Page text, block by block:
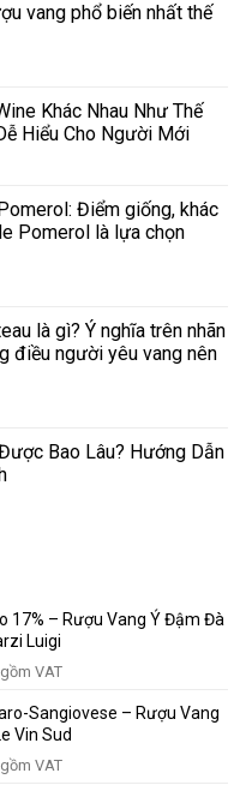
vang phổ biến nhất thế
Khác Nhau Như Thế
Hiểu Cho Người Mới
Điểm giống, khác
Pomerol là lựa chọn
là gì? Ý nghĩa trên nhãn
điều người yêu vang nên
Bao Lâu? Hướng Dẫn
17% – Rượu Vang Ý Đậm Đà
Luigi
VNĐ.
VAT
Sangiovese – Rượu Vang
Vin Sud
VAT